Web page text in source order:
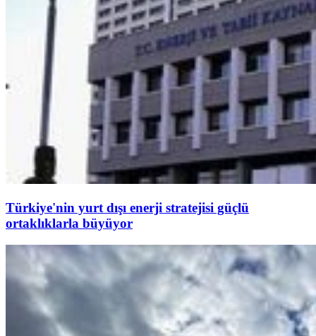
Türkiye'nin yurt dışı enerji stratejisi güçlü
ortaklıklarla büyüyor